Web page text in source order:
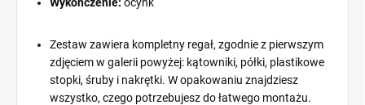
Zestaw zawiera kompletny regał, zgodnie z pierwszym
zdjęciem w galerii powyżej: kątowniki, półki, plastikowe
stopki, śruby i nakrętki. W opakowaniu znajdziesz
wszystko, czego potrzebujesz do łatwego montażu.